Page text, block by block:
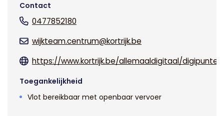
Contact
0477852180
wijkteam.centrum@kortrijk.be
https://www.kortrijk.be/allemaaldigitaal/digipunten
Toegankelijkheid
Vlot bereikbaar met openbaar vervoer